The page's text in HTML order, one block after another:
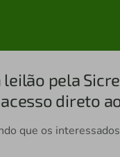
pela
direto
que os